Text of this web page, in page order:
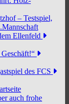
– Testspiel,
Ellenfeld
des FCS
auch frohe